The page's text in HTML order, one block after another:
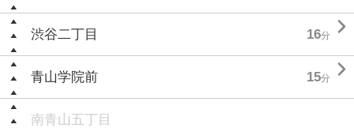
渋谷二丁目 16分 
青山学院前 15分 
南青山五丁目